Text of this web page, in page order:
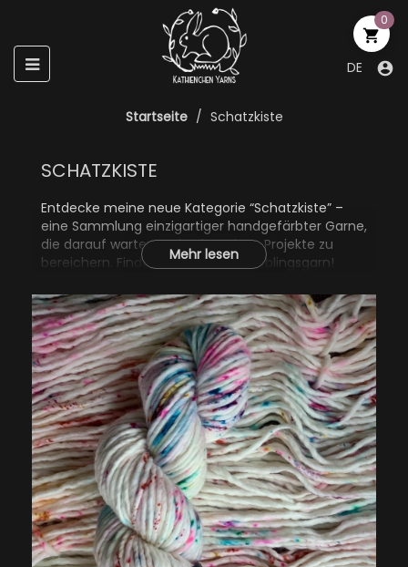
Umschalten
der
☰ 
DE
Startseite Schatzkiste
SCHATZKISTE
Entdecke meine neue Kategorie “Schatzkiste” –
eine Sammlung einzigartiger handgefärbter Garne,
die darauf warten, Deine kreativen Projekte zu
bereichern. Finde Dein nächstes Lieblingsgarn!
Mehr lesen

0